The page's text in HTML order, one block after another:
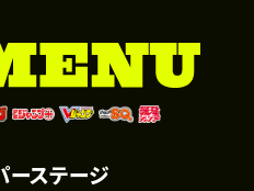
ーステージ